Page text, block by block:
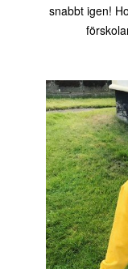
snabbt igen!